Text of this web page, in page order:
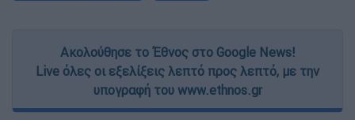
Ακολούθησε το Έθνος στο Google News!
Live όλες οι εξελίξεις λεπτό προς λεπτό, με την
υπογραφή του www.ethnos.gr